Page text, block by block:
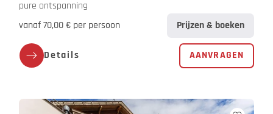
pure ontspanning
vanaf 70,00 € per persoon
Prijzen & boeken
Details AANVRAGEN